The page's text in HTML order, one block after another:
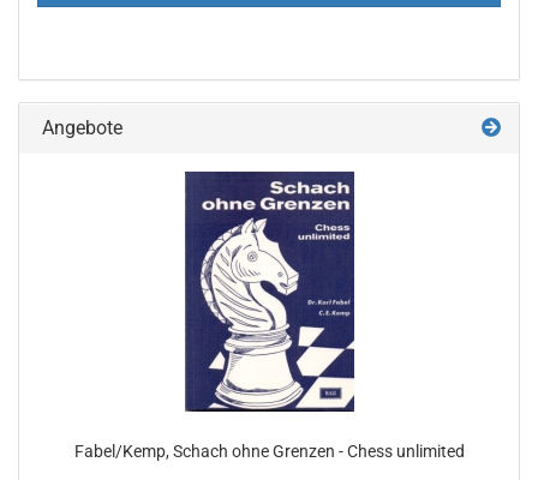
Angebote
Fabel/Kemp, Schach ohne Grenzen - Chess unlimited